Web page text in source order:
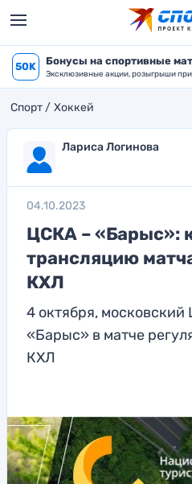
50K Бонусы на спортивные
Эксклюзивные акции, розыгрыши
Спорт Хоккей
Лариса Логинова
04.10.2023
ЦСКА – «Барыс»:
трансляцию
КХЛ
4 октября,
«Барыс» в матче
КХЛ